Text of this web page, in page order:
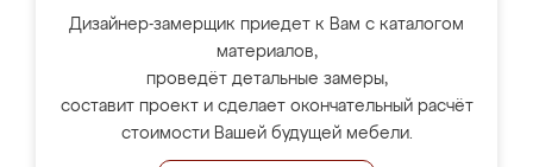
Дизайнер-замерщик приедет к Вам с каталогом
материалов,
проведёт детальные замеры,
составит проект и сделает окончательный расчёт
стоимости Вашей будущей мебели.